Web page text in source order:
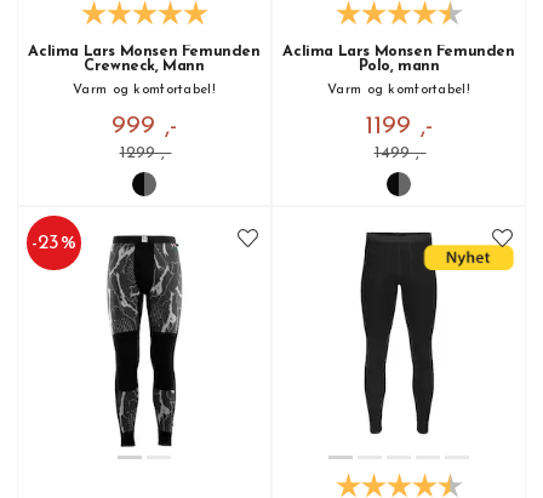
Aclima Lars Monsen Femunden
Crewneck, Mann
Varm og komfortabel!
999 ,-
1299 ,-
Aclima Lars Monsen Femunden
Polo, mann
Varm og komfortabel!
1199 ,-
1499 ,-
-23%